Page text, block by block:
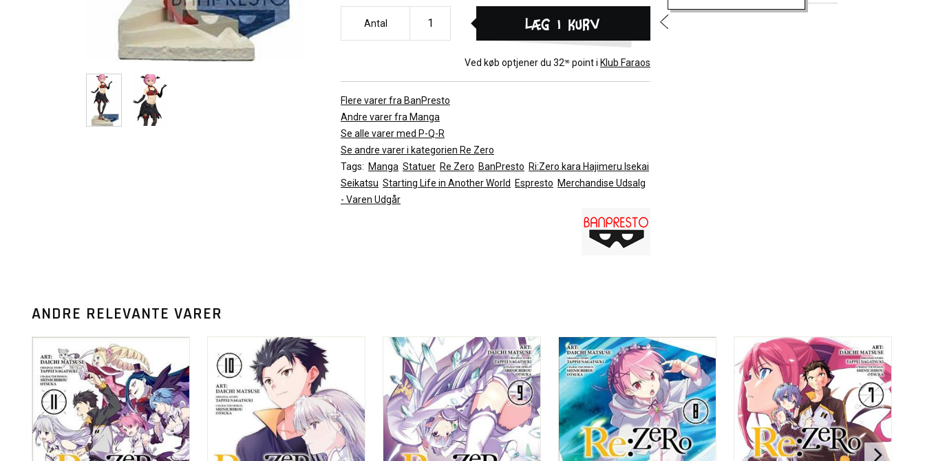
Antal Læg i kurv
Ved køb optjener du 3290 point i Klub Faraos
Flere varer fra BanPresto
Andre varer fra Manga
Se alle varer med P-Q-R
Se andre varer i kategorien Re Zero
Tags: Manga Statuer Re Zero BanPresto Ri:Zero kara Hajimeru Isekai
Seikatsu Starting Life in Another World Espresto Merchandise Udsalg
- Varen Udgår
ANDRE RELEVANTE VARER